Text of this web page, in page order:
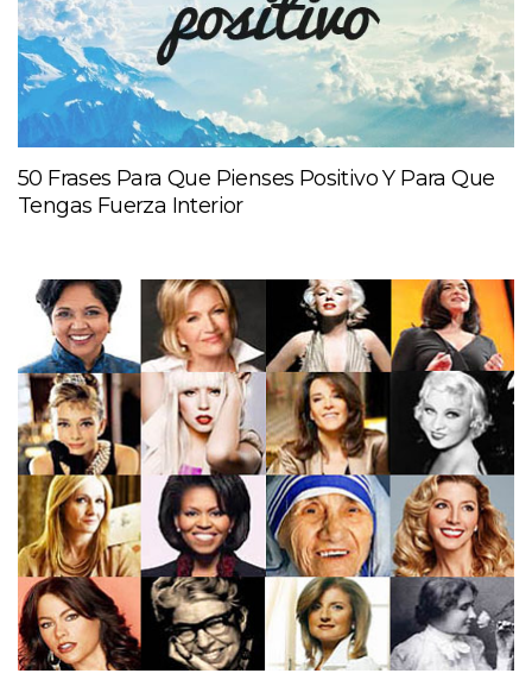
50 Frases Para Que Pienses Positivo Y Para Que
Tengas Fuerza Interior